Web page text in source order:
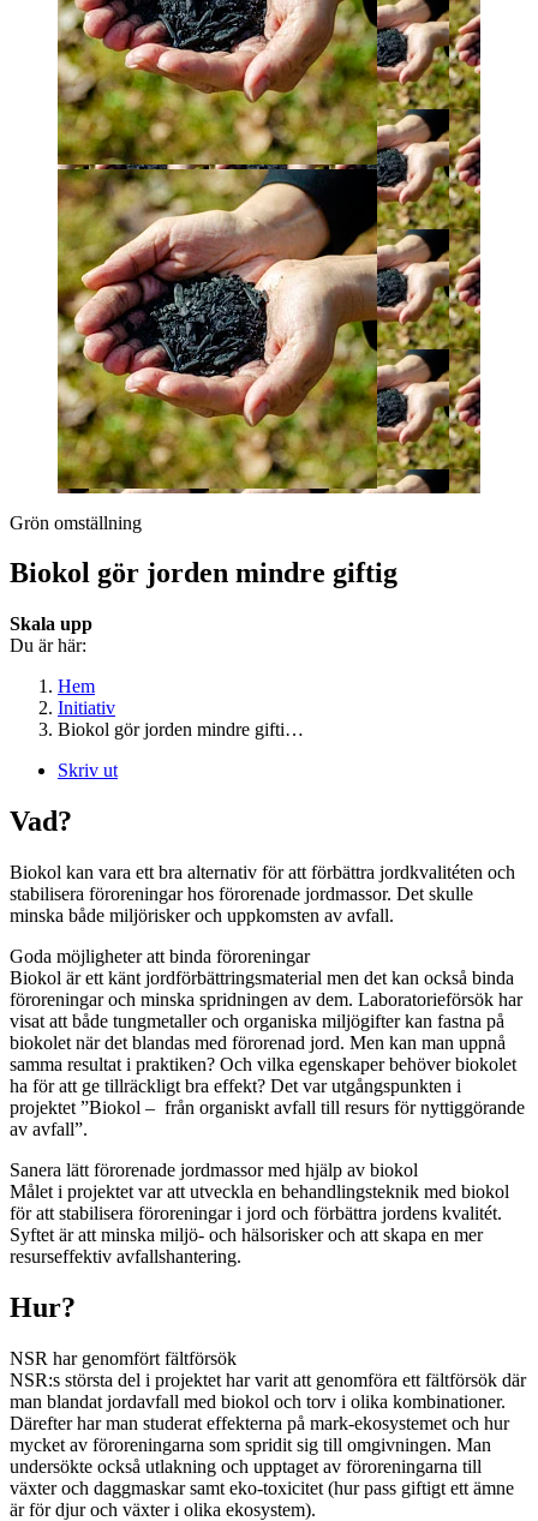
Grön omställning
Biokol gör jorden mindre giftig
Skala upp
Du är här:
Hem
Initiativ
Biokol gör jorden mindre gifti…
Skriv ut
Vad?
Biokol kan vara ett bra alternativ för att förbättra jordkvalitéten och
stabilisera föroreningar hos förorenade jordmassor. Det skulle
minska både miljörisker och uppkomsten av avfall.
Goda möjligheter att binda föroreningar
Biokol är ett känt jordförbättringsmaterial men det kan också binda
föroreningar och minska spridningen av dem. Laboratorieförsök har
visat att både tungmetaller och organiska miljögifter kan fastna på
biokolet när det blandas med förorenad jord. Men kan man uppnå
samma resultat i praktiken? Och vilka egenskaper behöver biokolet
ha för att ge tillräckligt bra effekt? Det var utgångspunkten i
projektet ”Biokol – från organiskt avfall till resurs för nyttiggörande
av avfall”.
Sanera lätt förorenade jordmassor med hjälp av biokol
Målet i projektet var att utveckla en behandlingsteknik med biokol
för att stabilisera föroreningar i jord och förbättra jordens kvalitét.
Syftet är att minska miljö- och hälsorisker och att skapa en mer
resurseffektiv avfallshantering.
Hur?
NSR har genomfört fältförsök
NSR:s största del i projektet har varit att genomföra ett fältförsök där
man blandat jordavfall med biokol och torv i olika kombinationer.
Därefter har man studerat effekterna på mark-ekosystemet och hur
mycket av föroreningarna som spridit sig till omgivningen. Man
undersökte också utlakning och upptaget av föroreningarna till
växter och daggmaskar samt eko-toxicitet (hur pass giftigt ett ämne
är för djur och växter i olika ekosystem).